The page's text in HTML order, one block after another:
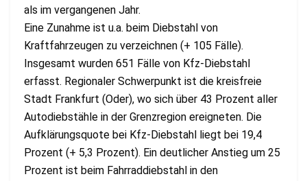
als im vergangenen Jahr.
Eine Zunahme ist u.a. beim Diebstahl von
Kraftfahrzeugen zu verzeichnen (+ 105 Fälle).
Insgesamt wurden 651 Fälle von Kfz-Diebstahl
erfasst. Regionaler Schwerpunkt ist die kreisfreie
Stadt Frankfurt (Oder), wo sich über 43 Prozent aller
Autodiebstähle in der Grenzregion ereigneten. Die
Aufklärungsquote bei Kfz-Diebstahl liegt bei 19,4
Prozent (+ 5,3 Prozent). Ein deutlicher Anstieg um 25
Prozent ist beim Fahrraddiebstahl in den